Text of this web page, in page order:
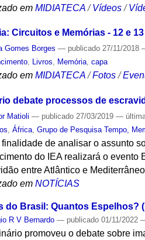
em MIDIATECA /Vídeos /
Circuitos e Memórias - 12 e
Gomes Borges — publicado 27/11/2018
, Livros, Memória,capa
em MIDIATECA /Fotos /
debate processos de
Matioli — publicado 27/03/2019—
,África,Grupo de Pesquisa Tempo,
de analisar o assunto
do IEA realizará o
entre Atlântico e
em NOTÍCIAS
do Brasil: Quantos Espelhos?
R V Bernardo — publicado 01/11/2022
promoveu o debate sobre